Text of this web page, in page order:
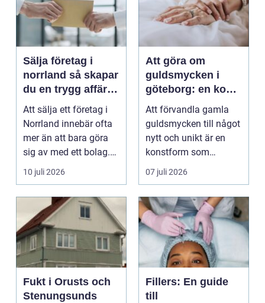
Sälja företag i
norrland så skapar
du en trygg affär
från start till mål
Att sälja ett företag i
Norrland innebär ofta
mer än att bara göra
sig av med ett bolag.
För många ä...
10 juli 2026
Att göra om
guldsmycken i
göteborg: en konst
att förnya det
gamla
Att förvandla gamla
guldsmycken till något
nytt och unikt är en
konstform som
kombinerar
traditionel...
07 juli 2026
Fukt i Orusts och
Stenungsunds
Fillers: En guide
till